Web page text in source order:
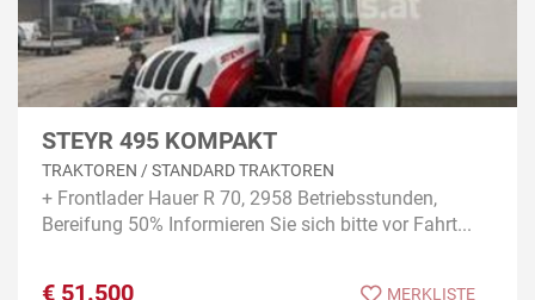
STEYR 495 KOMPAKT
TRAKTOREN / STANDARD TRAKTOREN
+ Frontlader Hauer R 70, 2958 Betriebsstunden,
Bereifung 50% Informieren Sie sich bitte vor Fahrt...
€ 51.500 MERKLISTE